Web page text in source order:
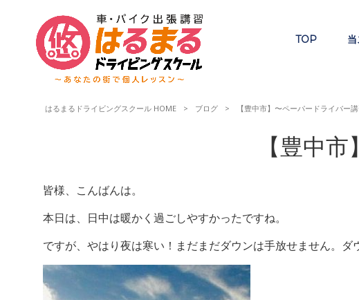
TOP
はるまるドライビングスクール HOME > ブログ > 【豊中市】〜ペーパードライバー
【豊中
皆様、こんばんは。
本日は、日中は暖かく過ごしやすかったですね。
ですが、やはり夜は寒い！まだまだダウンは手放せません。ダ